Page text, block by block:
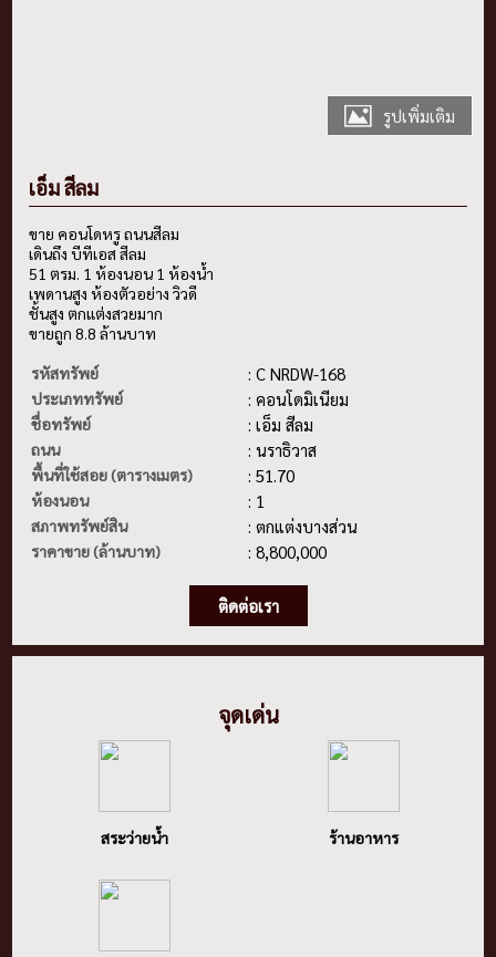
รูปเพิ่มเติม
เอ็ม สีลม
ขาย คอนโดหรู ถนนสีลม
เดินถึง บีทีเอส สีลม
51 ตรม. 1 ห้องนอน 1 ห้องน้ำ
เพดานสูง ห้องตัวอย่าง วิวดี
ชั้นสูง ตกแต่งสวยมาก
ขายถูก 8.8 ล้านบาท
รหัสทรัพย์
: C NRDW-168
ประเภททรัพย์ : คอนโดมิเนียม
ชื่อทรัพย์ : เอ็ม สีลม
ถนน : นราธิวาส
พื้นที่ใช้สอย (ตารางเมตร) : 51.70
ห้องนอน : 1
สภาพทรัพย์สิน : ตกแต่งบางส่วน
ราคาขาย (ล้านบาท) : 8,800,000
ติดต่อเรา
จุดเด่น
สระว่ายน้ำ ร้านอาหาร